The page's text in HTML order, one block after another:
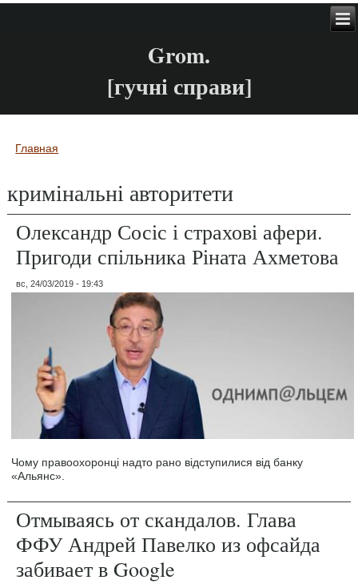
Grom.
[гучні справи]
Вы здесь
Главная
кримінальні авторитети
Олександр Сосіс і страхові афери.
Пригоди спільника Ріната Ахметова
вс, 24/03/2019 - 19:43
Чому правоохоронці надто рано відступилися від банку
«Альянс».
Отмываясь от скандалов. Глава
ФФУ Андрей Павелко из офсайда
забивает в Google